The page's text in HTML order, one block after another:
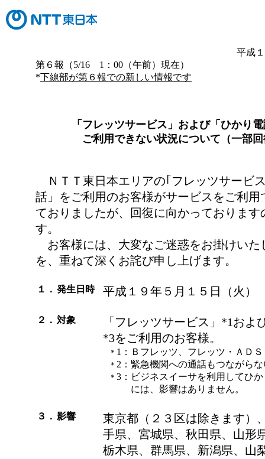
平成
第６報（5/16 1：00（午前）現在）
*下線部が第６報での新しい情報です
「フレッツサービス」および「ひかり
ご利用できない状況について（一部
ＮＴＴ東日本エリアの｢フレッツサービ
話」をご利用のお客様がサービスをご利用
ておりましたが、回復に向かっております
す。
お客様には、大変なご迷惑をお掛けいた
を、重ねて深くお詫び申し上げます。
１． 発生日時 平成１９年５月１５日（火
２． 対象
「フレッツサービス」*1およ
*3をご利用のお客様。
＊ 1： Ｂフレッツ、フレッツ・ＡＤ
＊ 2： 緊急機関への通話もつながら
＊ 3： ビジネスイーサを利用してひ
には、影響はありません。
３． 影響
東京都（２３区は除きます）
手県、宮城県、秋田県、山形
栃木県、群馬県、新潟県、山